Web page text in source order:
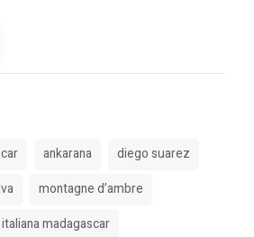
ankarana
diego suarez
montagne d’ambre
madagascar